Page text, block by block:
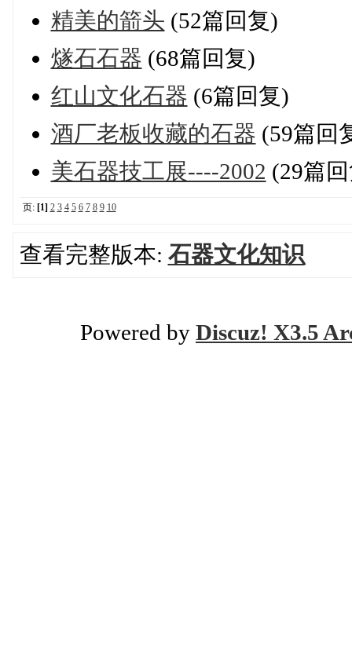
精美的箭头 (52篇回复)
燧石石器 (68篇回复)
红山文化石器 (6篇回复)
酒厂老板收藏的石器 (59篇回
美石器技工展----2002 (29篇
页: [1] 2 3 4 5 6 7 8 9 10
查看完整版本: 石器文化知识
Powered by Discuz! X3.5